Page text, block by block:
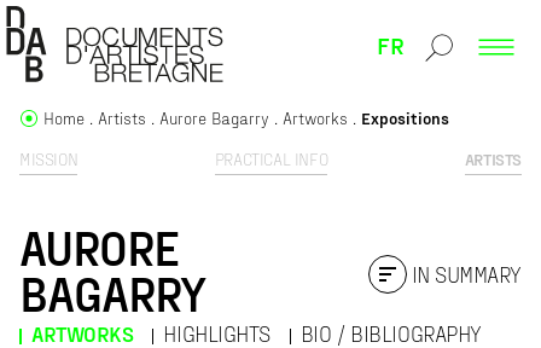
FR
MISSION PRACTICAL INFO ARTISTS
Home Artists Aurore Bagarry Artworks Expositions
AURORE
BAGARRY
ARTWORKS HIGHLIGHTS BIO / BIBLIOGRAPHY
IN SUMMARY